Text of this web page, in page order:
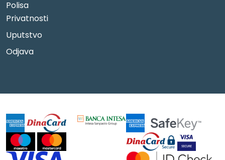
Polisa
Privatnosti
Uputstvo
Odjava